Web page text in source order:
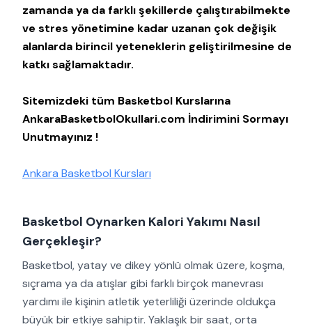
zamanda ya da farklı şekillerde çalıştırabilmekte
ve stres yönetimine kadar uzanan çok değişik
alanlarda birincil yeteneklerin geliştirilmesine de
katkı sağlamaktadır.
Sitemizdeki tüm Basketbol Kurslarına
AnkaraBasketbolOkullari.com İndirimini Sormayı
Unutmayınız !
Ankara Basketbol Kursları
Basketbol Oynarken Kalori Yakımı Nasıl
Gerçekleşir?
Basketbol, yatay ve dikey yönlü olmak üzere, koşma,
sıçrama ya da atışlar gibi farklı birçok manevrası
yardımı ile kişinin atletik yeterliliği üzerinde oldukça
büyük bir etkiye sahiptir. Yaklaşık bir saat, orta